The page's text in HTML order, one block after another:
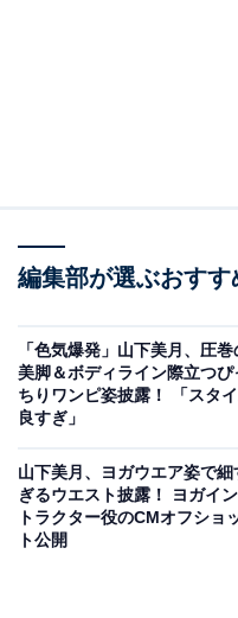
編集部が選ぶおすす
「色気爆発」山下美月、圧巻
美脚＆ボディライン際立つぴ
ちりワンピ姿披露！ 「スタ
良すぎ」
山下美月、ヨガウエア姿で細
ぎるウエスト披露！ ヨガイ
トラクター役のCMオフショ
ト公開